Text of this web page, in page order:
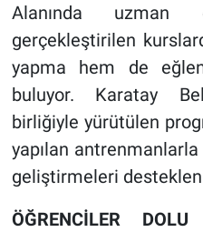
Alanında uzman
gerçekleştirilen
yapma hem de
buluyor. Karatay
birliğiyle yürütülen
yapılan
geliştirmeleri
ÖĞRENCİLER